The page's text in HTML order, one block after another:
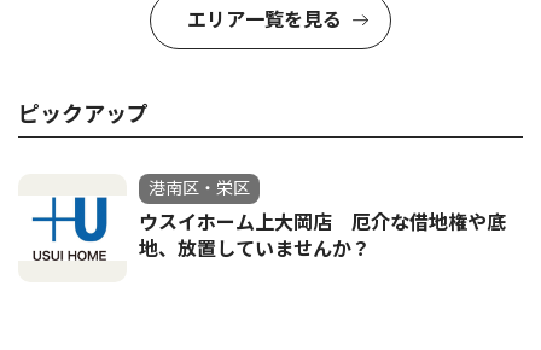
エリア一覧を見る
ピックアップ
港南区・栄区
ウスイホーム上大岡店 厄介な借地権や底
地、放置していませんか？